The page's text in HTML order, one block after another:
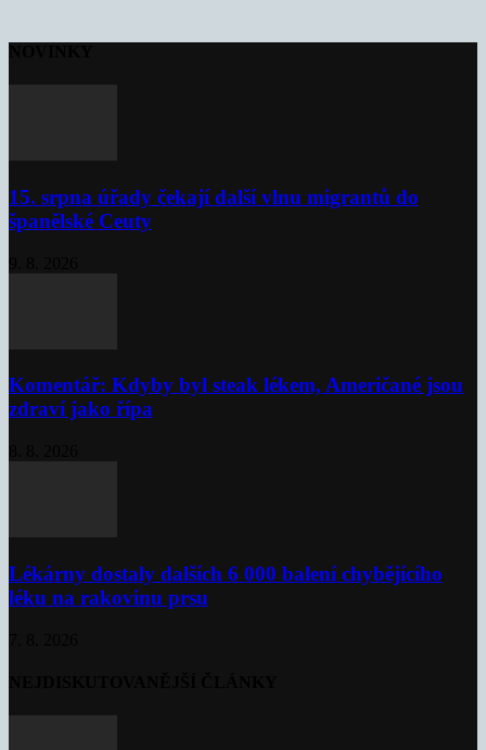
15. srpna úřady čekají další vlnu migrantů do
španělské Ceuty
Komentář: Kdyby byl steak lékem, Američané jsou
zdraví jako řípa
Lékárny dostaly dalších 6 000 balení chybějícího
léku na rakovinu prsu